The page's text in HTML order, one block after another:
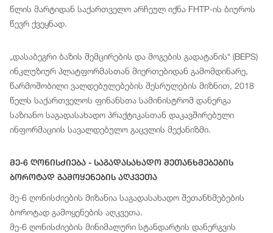
წლის მარტიდან საქართველო არჩეულ იქნა FHTP-ის ბიუროს
წევრ ქვეყნად.
„დასაბეგრი ბაზის შემცირების და მოგების გადატანის“ (BEPS)
ინკლუზიურ პლატფორმასთან მიერთებიდან გამომდინარე,
წარმოშობილი ვალდებულებების შესრულების მიზნით, 2018
წელს საქართველოს ფინანსთა სამინისტრომ დანერგა
საზიანო საგადასახადო პრაქტიკასთან დაკავშირებული
ინფორმაციის სავალდებულო გაცვლის მექანიზმი.
Მე-6 Ღონისძიება - Საგადასახადო Შეთანხმებების
Ბოროტად Გამოყენების Აღკვეთა
მე-6 ღონისძიების მიზანია საგადასახადო შეთანხმებების
ბოროტად გამოყენების აღკვეთა.
მე-6 ღონისძიების მინიმალური სტანდარტის დანერგვის